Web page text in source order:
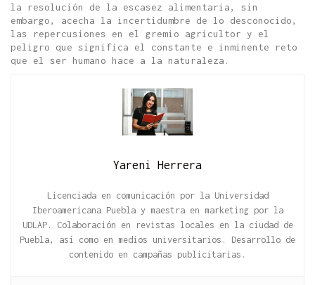
la resolución de la escasez alimentaria, sin
embargo, acecha la incertidumbre de lo desconocido,
las repercusiones en el gremio agricultor y el
peligro que significa el constante e inminente reto
que el ser humano hace a la naturaleza.
Yareni Herrera
Licenciada en comunicación por la Universidad
Iberoamericana Puebla y maestra en marketing por la
UDLAP. Colaboración en revistas locales en la ciudad de
Puebla, así como en medios universitarios. Desarrollo de
contenido en campañas publicitarias.